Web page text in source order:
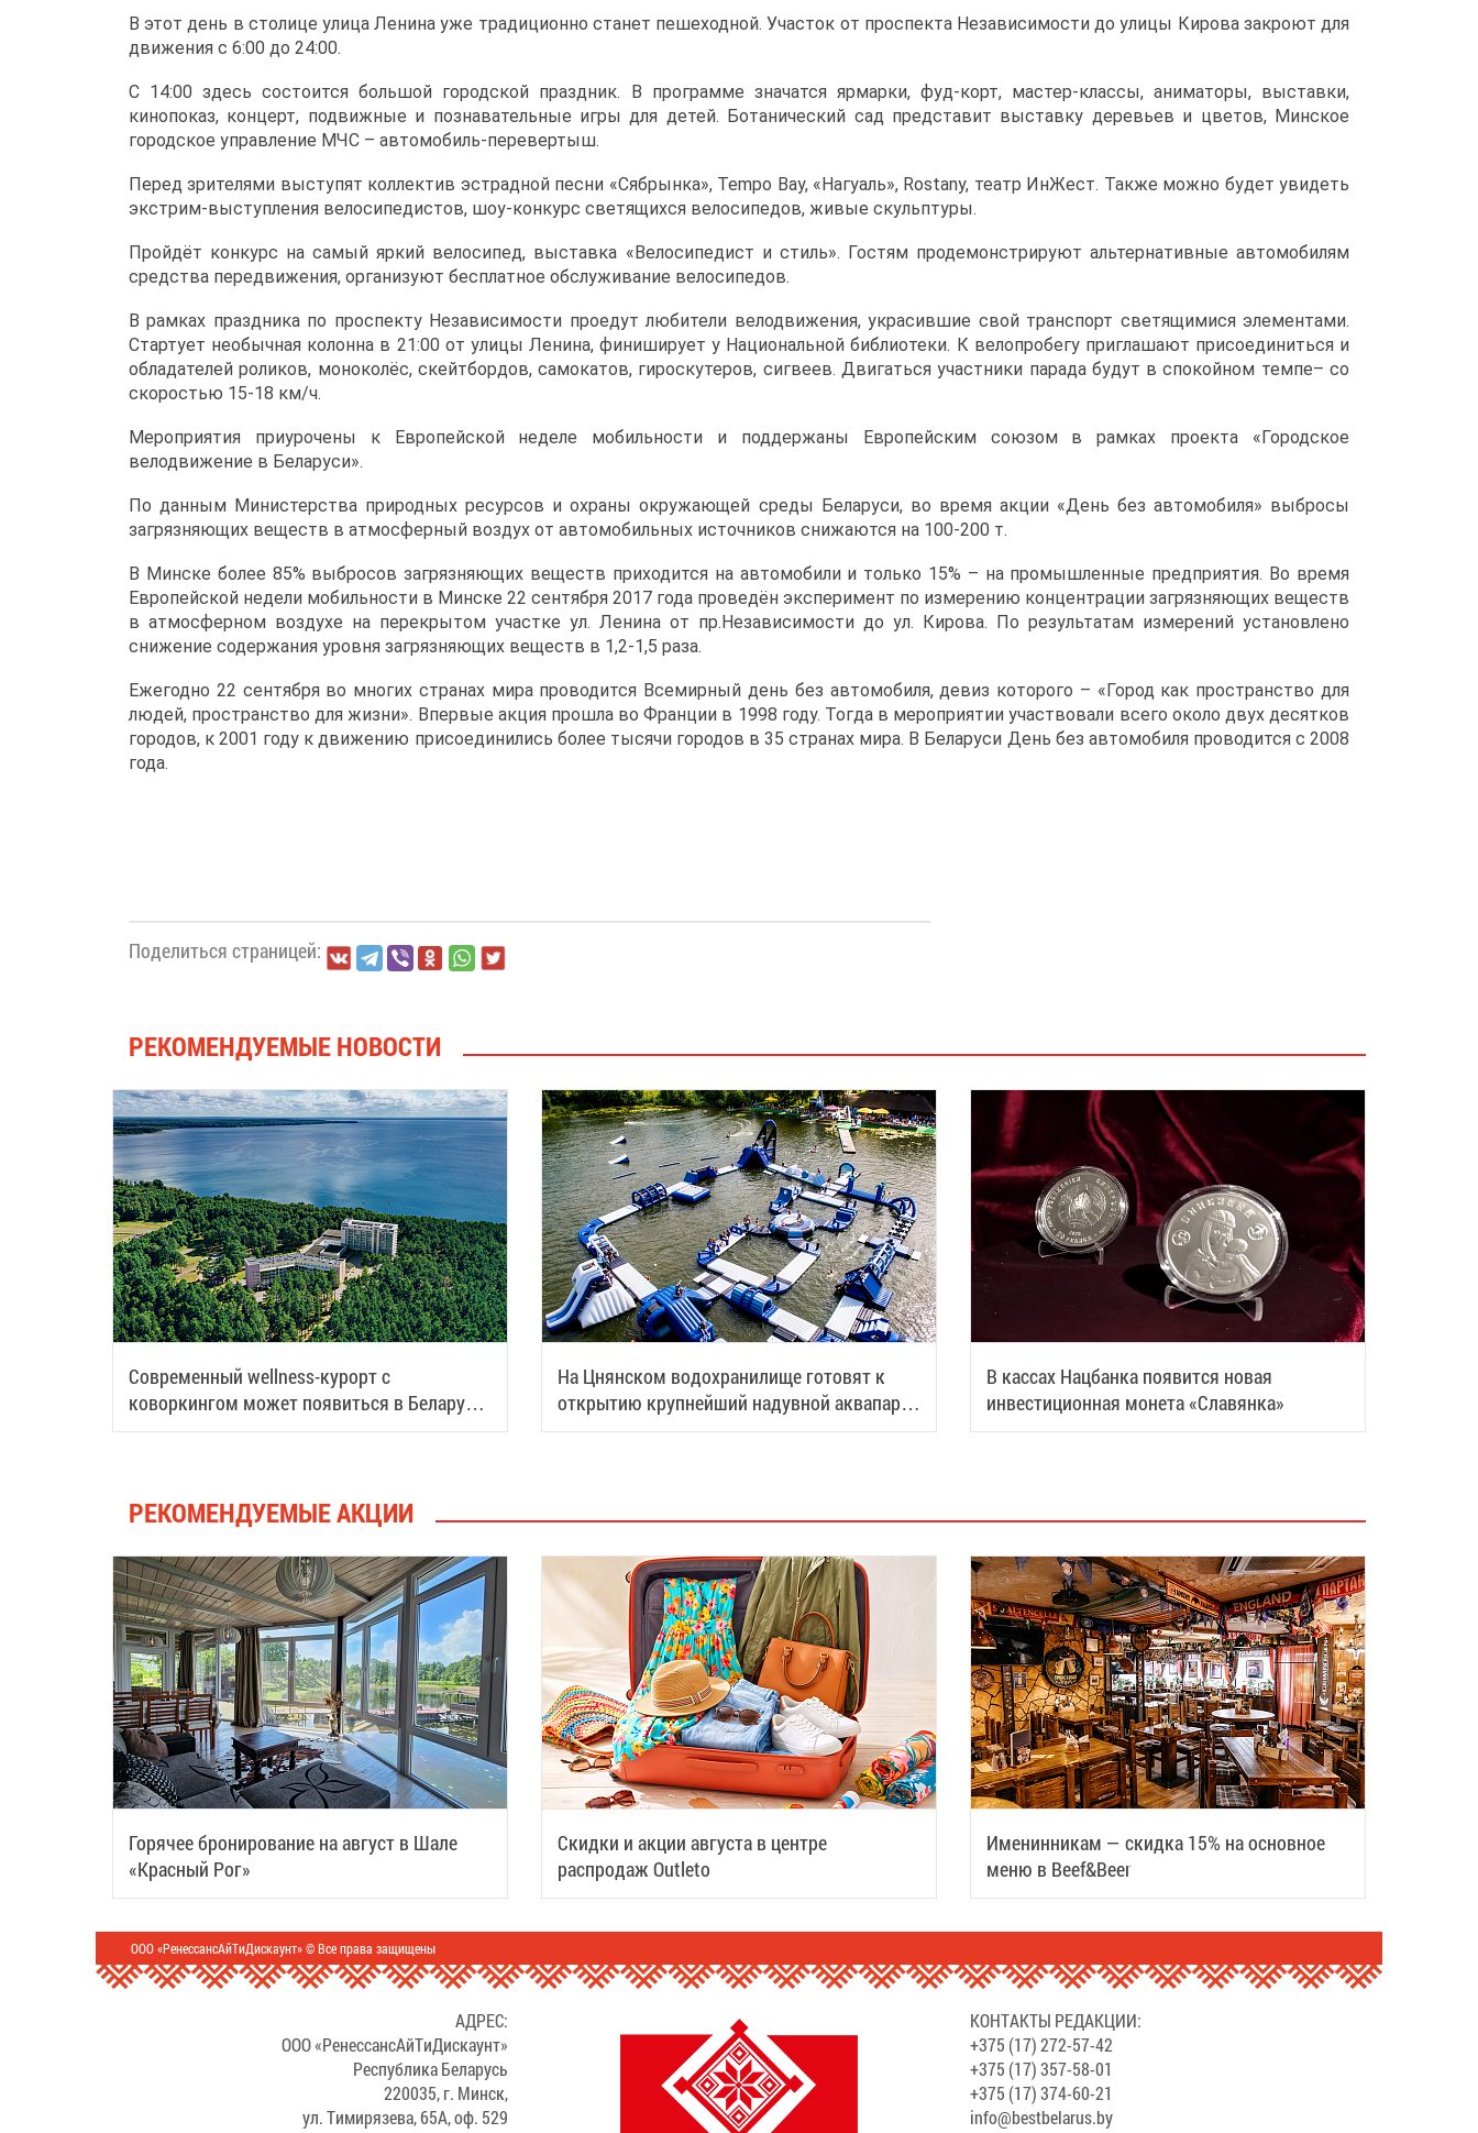
В этот день в столице улица Ленина уже традиционно станет пешеходной. Участок от проспекта Независимости до улицы Кирова закроют для
движения с 6:00 до 24:00.
С 14:00 здесь состоится большой городской праздник. В программе значатся ярмарки, фуд-корт, мастер-классы, аниматоры, выставки,
кинопоказ, концерт, подвижные и познавательные игры для детей. Ботанический сад представит выставку деревьев и цветов, Минское
городское управление МЧС – автомобиль-перевертыш.
Перед зрителями выступят коллектив эстрадной песни «Сябрынка», Tempo Bay, «Нагуаль», Rostany, театр ИнЖест. Также можно будет увидеть
экстрим-выступления велосипедистов, шоу-конкурс светящихся велосипедов, живые скульптуры.
Пройдёт конкурс на самый яркий велосипед, выставка «Велосипедист и стиль». Гостям продемонстрируют альтернативные автомобилям
средства передвижения, организуют бесплатное обслуживание велосипедов.
В рамках праздника по проспекту Независимости проедут любители велодвижения, украсившие свой транспорт светящимися элементами.
Стартует необычная колонна в 21:00 от улицы Ленина, финиширует у Национальной библиотеки. К велопробегу приглашают присоединиться и
обладателей роликов, моноколёс, скейтбордов, самокатов, гироскутеров, сигвеев. Двигаться участники парада будут в спокойном темпе– со
скоростью 15-18 км/ч.
Мероприятия приурочены к Европейской неделе мобильности и поддержаны Европейским союзом в рамках проекта «Городское
велодвижение в Беларуси».
По данным Министерства природных ресурсов и охраны окружающей среды Беларуси, во время акции «День без автомобиля» выбросы
загрязняющих веществ в атмосферный воздух от автомобильных источников снижаются на 100-200 т.
В Минске более 85% выбросов загрязняющих веществ приходится на автомобили и только 15% – на промышленные предприятия. Во время
Европейской недели мобильности в Минске 22 сентября 2017 года проведён эксперимент по измерению концентрации загрязняющих веществ
в атмосферном воздухе на перекрытом участке ул. Ленина от пр.Независимости до ул. Кирова. По результатам измерений установлено
снижение содержания уровня загрязняющих веществ в 1,2-1,5 раза.
Ежегодно 22 сентября во многих странах мира проводится Всемирный день без автомобиля, девиз которого – «Город как пространство для
людей, пространство для жизни». Впервые акция прошла во Франции в 1998 году. Тогда в мероприятии участвовали всего около двух десятков
городов, к 2001 году к движению присоединились более тысячи городов в 35 странах мира. В Беларуси День без автомобиля проводится с 2008
года.
Поделиться страницей:
РЕКОМЕНДУЕМЫЕ НОВОСТИ
Современный wellness-курорт с
коворкингом может появиться в Беларуси:
рассказываем подробности
На Цнянском водохранилище готовят к
открытию крупнейший надувной аквапарк
Беларуси
В кассах Нацбанка появится новая
инвестиционная монета «Славянка»
РЕКОМЕНДУЕМЫЕ АКЦИИ
Горячее бронирование на август в Шале
«Красный Рог»
Скидки и акции августа в центре
распродаж Outleto
Именинникам — скидка 15% на основное
меню в Beef&Beer
ООО «РенессансАйТиДискаунт» © Все права защищены
АДРЕС:
ООО «РенессансАйТиДискаунт»
Республика Беларусь
220035, г. Минск,
ул. Тимирязева, 65А, оф. 529
КОНТАКТЫ РЕДАКЦИИ:
+375 (17) 272-57-42
+375 (17) 357-58-01
+375 (17) 374-60-21
info@bestbelarus.by